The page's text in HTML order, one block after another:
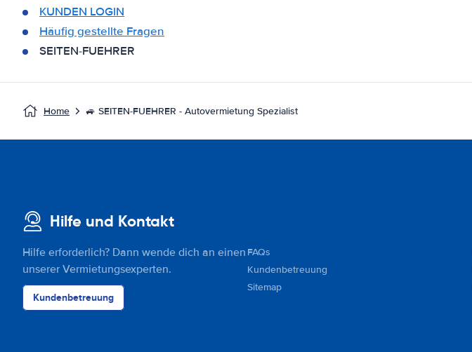
KUNDEN LOGIN
Häufig gestellte Fragen
SEITEN-FUEHRER
Home 🚙 SEITEN-FUEHRER - Autovermietung Spezialist
Hilfe und Kontakt
Hilfe erforderlich? Dann wende dich an einen
unserer Vermietungsexperten.
Kundenbetreuung
FAQs
Kundenbetreuung
Sitemap